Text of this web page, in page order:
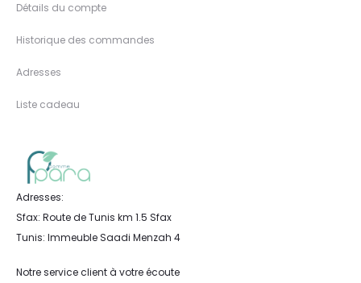
Détails du compte
Historique des commandes
Adresses
Liste cadeau
Adresses:
Sfax: Route de Tunis km 1.5 Sfax
Tunis: Immeuble Saadi Menzah 4
Notre service client à votre écoute